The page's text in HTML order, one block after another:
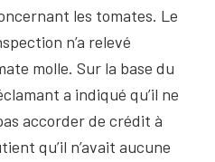
les tomates. Le
n’a relevé
molle. Sur la base du
a indiqué qu’il ne
accorder de crédit à
qu’il n’avait aucune